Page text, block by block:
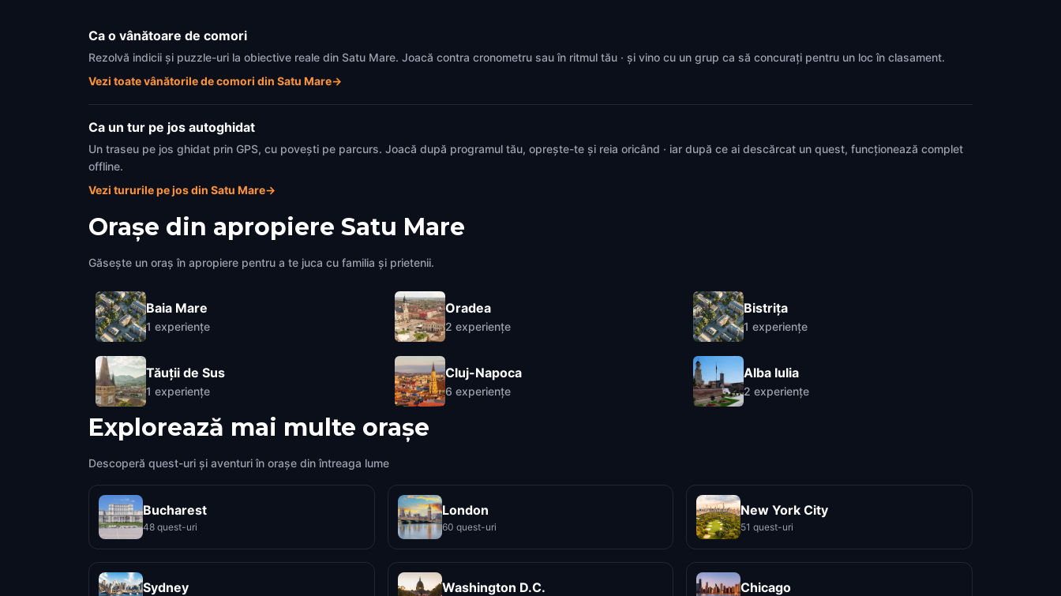
Ca o vânătoare de comori
Rezolvă indicii și puzzle-uri la obiective reale din Satu Mare. Joacă contra cronometru sau în ritmul tău · și vino cu un grup ca să concurați pentru un loc în clasament.
Vezi toate vânătorile de comori din Satu Mare→
Ca un tur pe jos autoghidat
Un traseu pe jos ghidat prin GPS, cu povești pe parcurs. Joacă după programul tău, oprește-te și reia oricând · iar după ce ai descărcat un quest, funcționează complet
offline.
Vezi tururile pe jos din Satu Mare→
Orașe din apropiere Satu Mare
Găsește un oraș în apropiere pentru a te juca cu familia și prietenii.
Baia Mare
1 experiențe
Tăuții de Sus
1 experiențe
Oradea
2 experiențe
Cluj-Napoca
6 experiențe
Bistrița
1 experiențe
Alba Iulia
2 experiențe
Explorează mai multe orașe
Descoperă quest-uri și aventuri în orașe din întreaga lume
Bucharest
48 quest-uri
London
60 quest-uri
New York City
51 quest-uri
Sydney Washington D.C. Chicago